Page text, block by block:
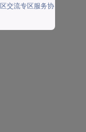
区交流专区服务协